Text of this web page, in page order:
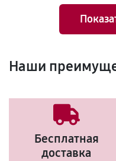
Наши
Бесплатная
доставка